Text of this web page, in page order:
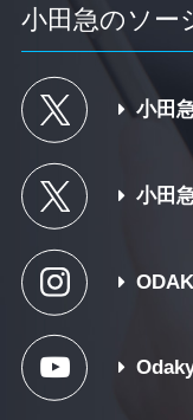
小田急のソー
小田
小田